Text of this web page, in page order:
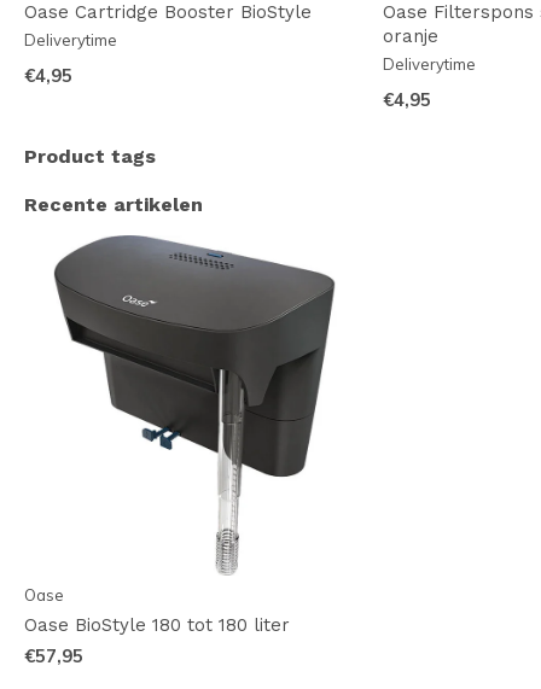
Oase Cartridge Booster BioStyle
Deliverytime
€4,95
Oase Filterspons
oranje
Deliverytime
€4,95
Product tags
Recente artikelen
Oase
Oase BioStyle 180 tot 180 liter
€57,95